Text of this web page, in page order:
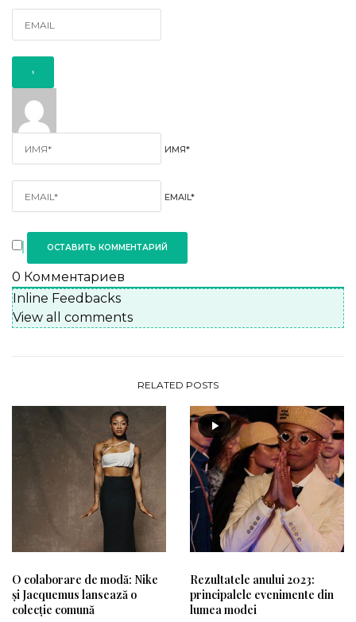
ИМЯ*
EMAIL*
0 Комментариев
Inline Feedbacks
View all comments
RELATED POSTS
O colaborare de modă: Nike
și Jacquemus lansează o
colecție comună
Rezultatele anului 2023:
principalele evenimente din
lumea modei